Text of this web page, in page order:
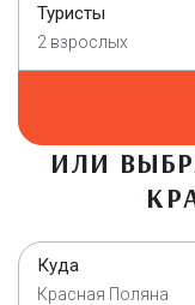
Туристы
2 взрослых
ИЛИ
Куда
Красная Поляна